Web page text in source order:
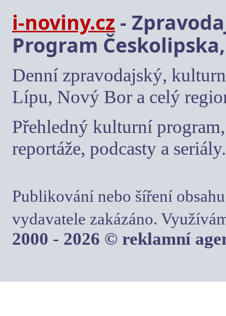
i-noviny.cz -
Program
Denní zpravodajský,
Lípu, Nový Bor a celý
Přehledný kulturní
reportáže, podcasty a seriály.
Publikování nebo šíření
vydavatele zakázáno.
2000 - 2026 © reklamní